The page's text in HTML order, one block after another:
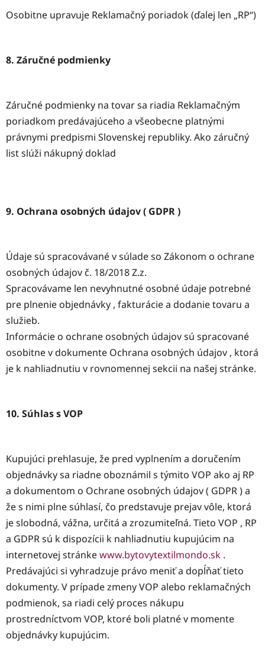
Osobitne upravuje Reklamačný poriadok (ďalej len „RP“)
8. Záručné podmienky
Záručné podmienky na tovar sa riadia Reklamačným
poriadkom predávajúceho a všeobecne platnými
právnymi predpismi Slovenskej republiky. Ako záručný
list slúži nákupný doklad
9. Ochrana osobných údajov ( GDPR )
Údaje sú spracovávané v súlade so Zákonom o ochrane
osobných údajov č. 18/2018 Z.z.
Spracovávame len nevyhnutné osobné údaje potrebné
pre plnenie objednávky , fakturácie a dodanie tovaru a
služieb.
Informácie o ochrane osobných údajov sú spracované
osobitne v dokumente Ochrana osobných údajov , ktorá
je k nahliadnutiu v rovnomennej sekcii na našej stránke.
10. Súhlas s VOP
Kupujúci prehlasuje, že pred vyplnením a doručením
objednávky sa riadne oboznámil s týmito VOP ako aj RP
a dokumentom o Ochrane osobných údajov ( GDPR ) a
že s nimi plne súhlasí, čo predstavuje prejav vôle, ktorá
je slobodná, vážna, určitá a zrozumiteľná. Tieto VOP , RP
a GDPR sú k dispozícii k nahliadnutiu kupujúcim na
internetovej stránkewww.bytovytextilmondo.sk .
Predávajúci si vyhradzuje právo meniť a dopĺňať tieto
dokumenty. V prípade zmeny VOP alebo reklamačných
podmienok, sa riadi celý proces nákupu
prostredníctvom VOP, ktoré boli platné v momente
objednávky kupujúcim.